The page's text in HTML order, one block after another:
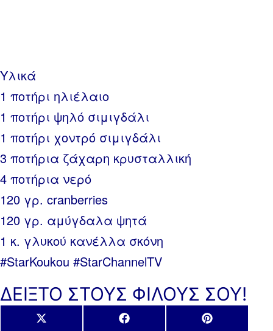
Υλικά
1 ποτήρι ηλιέλαιο
1 ποτήρι ψηλό σιμιγδάλι
1 ποτήρι χοντρό σιμιγδάλι
3 ποτήρια ζάχαρη κρυσταλλική
4 ποτήρια νερό
120 γρ. cranberries
120 γρ. αμύγδαλα ψητά
1 κ. γλυκού κανέλλα σκόνη
#StarKoukou #StarChannelTV
ΔΕΙΞΤΟ ΣΤΟΥΣ ΦΙΛΟΥΣ ΣΟΥ!
Share
X
Share
Facebook
Share
Pinterest